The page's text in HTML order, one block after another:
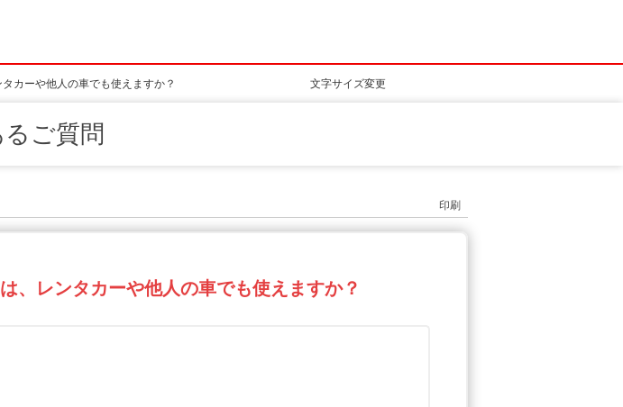
文字サイズ変更
カーや他人の車でも使えますか？
ご質問
印刷
、レンタカーや他人の車でも使えますか？